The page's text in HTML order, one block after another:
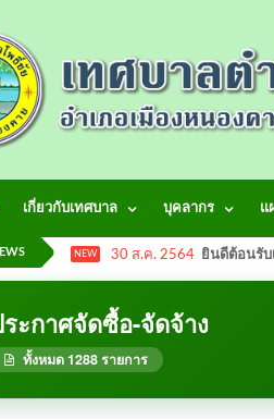
เกี่ยวกับเทศบาล บุคลากร แ
NEW 30 ส.ค. 2564 ยินดีต้อนรับ
ะกาศจัดซื้อ-จัดจ้าง
ทั้งหมด 1288 รายการ